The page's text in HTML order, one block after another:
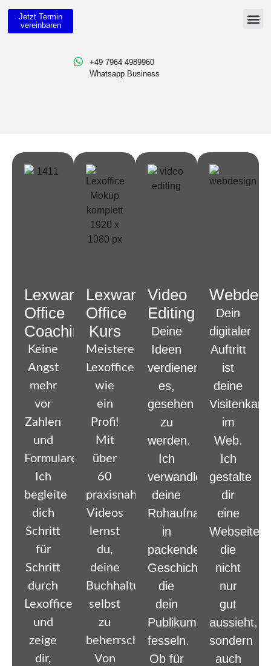
+49 7964 4989960
Whatsapp Business
Jetzt Termin
vereinbaren
Lexware
Office
Coaching
Keine
Angst
mehr
vor
Zahlen
und
Formularen!
Ich
begleite
dich
Schritt
für
Schritt
durch
Lexoffice
und
zeige
dir,
Lexware
Office
Kurs
Meistere
Lexoffice
wie
ein
Profi!
Mit
über
60
praxisnahen
Videos
lernst
du,
deine
Buchhaltung
selbst
zu
beherrschen.
Von
Video
Editing
Deine
Ideen
verdienen
es,
gesehen
zu
werden.
Ich
verwandle
deine
Rohaufnahmen
in
packende
Geschichten,
die
dein
Publikum
fesseln.
Ob für
Dein
digitaler
Auftritt
ist
deine
im
Web.
Ich
gestalte
dir
eine
Webseite,
die
nicht
nur
gut
aussieht,
sondern
auch